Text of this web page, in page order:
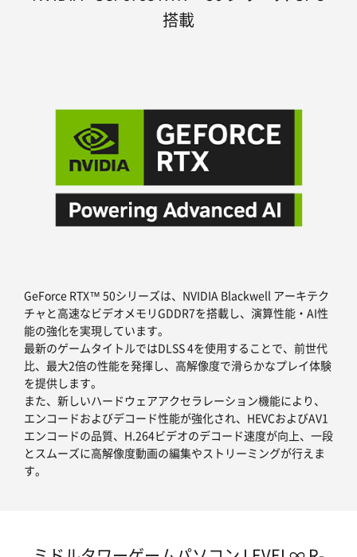
搭載
GeForce RTX™ 50シリーズは、NVIDIA Blackwell アーキテク
チャと高速なビデオメモリGDDR7を搭載し、演算性能・AI性
能の強化を実現しています。
最新のゲームタイトルではDLSS 4を使用することで、前世代
比、最大2倍の性能を発揮し、高解像度で滑らかなプレイ体験
を提供します。
また、新しいハードウェアアクセラレーション機能により、
エンコードおよびデコード性能が強化され、HEVCおよびAV1
エンコードの品質、H.264ビデオのデコード速度が向上、一段
とスムーズに高解像度動画の編集やストリーミングが行えま
す。